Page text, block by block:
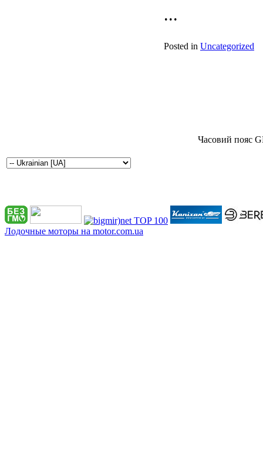
...
Posted in Uncategorized
Часовий пояс
Лодочные моторы на motor.com.ua